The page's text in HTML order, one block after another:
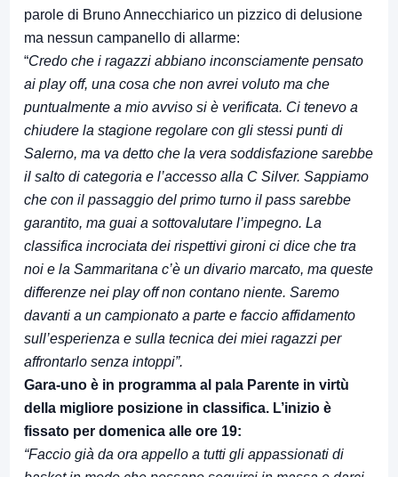
parole di Bruno Annecchiarico un pizzico di delusione
ma nessun campanello di allarme:
“Credo che i ragazzi abbiano inconsciamente pensato
ai play off, una cosa che non avrei voluto ma che
puntualmente a mio avviso si è verificata. Ci tenevo a
chiudere la stagione regolare con gli stessi punti di
Salerno, ma va detto che la vera soddisfazione sarebbe
il salto di categoria e l’accesso alla C Silver. Sappiamo
che con il passaggio del primo turno il pass sarebbe
garantito, ma guai a sottovalutare l’impegno. La
classifica incrociata dei rispettivi gironi ci dice che tra
noi e la Sammaritana c’è un divario marcato, ma queste
differenze nei play off non contano niente. Saremo
davanti a un campionato a parte e faccio affidamento
sull’esperienza e sulla tecnica dei miei ragazzi per
affrontarlo senza intoppi”.
Gara-uno è in programma al pala Parente in virtù
della migliore posizione in classifica. L’inizio è
fissato per domenica alle ore 19:
“Faccio già da ora appello a tutti gli appassionati di